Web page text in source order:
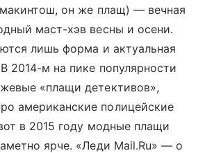
он же плащ) — вечная
маст-хэв весны и осени.
лишь форма и актуальная
2014-м на пике популярности
«плащи детективов»,
американские полицейские
в 2015 году модные плащи
ярче. «Леди Mail.Ru» — о